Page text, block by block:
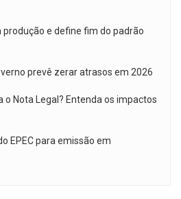
produção e define fim do padrão
prevê zerar atrasos em 2026
Nota Legal? Entenda os impactos
EPEC para emissão em